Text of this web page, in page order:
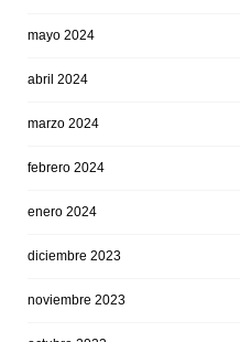
mayo 2024
abril 2024
marzo 2024
febrero 2024
enero 2024
diciembre 2023
noviembre 2023